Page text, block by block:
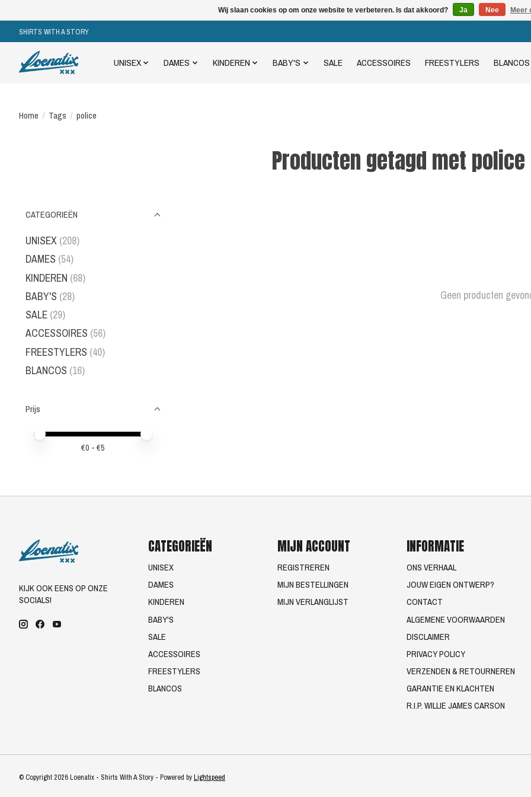
SHIRTS WITH A STORY
UNISEX DAMES KINDEREN BABY'S SALE ACCESSOIRES FREESTYLERS BLANCOS
Home / Tags / police
Producten getagd met police
CATEGORIEËN
UNISEX (208)
DAMES (54)
KINDEREN (68)
BABY'S (28)
SALE (29)
ACCESSOIRES (56)
FREESTYLERS (40)
BLANCOS (16)
Prijs
Minimale prijswaarde
Price maximum value
€0 - €5
Geen producten
KIJK OOK EENS OP ONZE
SOCIALS!
CATEGORIEËN
UNISEX
DAMES
KINDEREN
BABY'S
SALE
ACCESSOIRES
FREESTYLERS
BLANCOS
MIJN ACCOUNT
REGISTREREN
MIJN BESTELLINGEN
MIJN VERLANGLIJST
INFORMATIE
ONS VERHAAL
JOUW EIGEN ONTWERP?
CONTACT
ALGEMENE VOORWAARDEN
DISCLAIMER
PRIVACY POLICY
VERZENDEN & RETOURNEREN
GARANTIE EN KLACHTEN
R.I.P. WILLIE JAMES CARSON
© Copyright 2026 Loenatix - Shirts With A Story - Powered byLightspeed
Wij slaan cookies op om onze website te verbeteren. Is dat akkoord? Ja Nee Meer